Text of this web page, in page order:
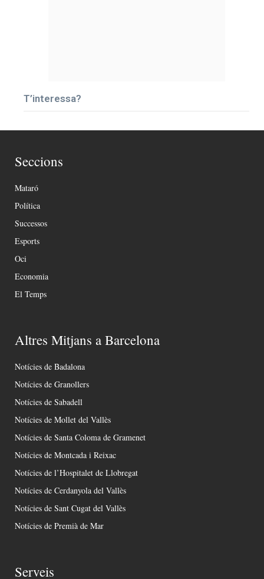
T’interessa?
Seccions
Mataró
Política
Successos
Esports
Oci
Economia
El Temps
Altres Mitjans a Barcelona
Notícies de Badalona
Notícies de Granollers
Notícies de Sabadell
Notícies de Mollet del Vallès
Notícies de Santa Coloma de Gramenet
Notícies de Montcada i Reixac
Notícies de l’Hospitalet de Llobregat
Notícies de Cerdanyola del Vallès
Notícies de Sant Cugat del Vallès
Notícies de Premià de Mar
Serveis